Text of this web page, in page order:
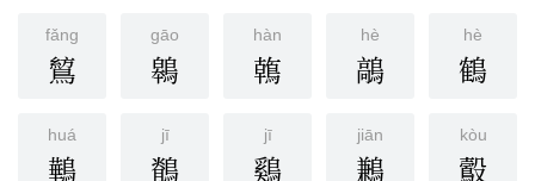
fǎng
鶭
gāo
鷎
hàn
鶾
hè
鶮
hè
鶴
huá
鷨
jī
鶺
jī
鷄
jiān
鶼
kòu
鷇